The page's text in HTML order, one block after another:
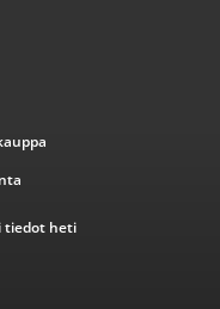
tiedot heti